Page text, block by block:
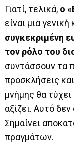
Γιατί, τελικά, ο
είναι μια
συγκεκριμένη
τον ρόλο του
συντάσσουν τα
προσκλήσεις
μνήμης θα
αξίζει. Αυτό
Σημαίνει
πραγμάτων.